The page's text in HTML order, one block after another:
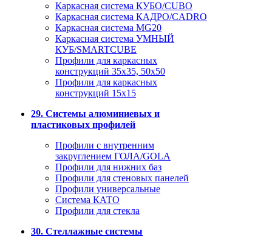
Каркасная система КУБО/CUBO
Каркасная система КАДРО/CADRO
Каркасная система MG20
Каркасная система УМНЫЙ
КУБ/SMARTCUBE
Профили для каркасных
конструкций 35x35, 50x50
Профили для каркасных
конструкций 15х15
29. Системы алюминиевых и
пластиковых профилей
Профили с внутренним
закруглением ГОЛА/GOLA
Профили для нижних баз
Профили для стеновых панелей
Профили универсальные
Система КАТО
Профили для стекла
30. Стеллажные системы